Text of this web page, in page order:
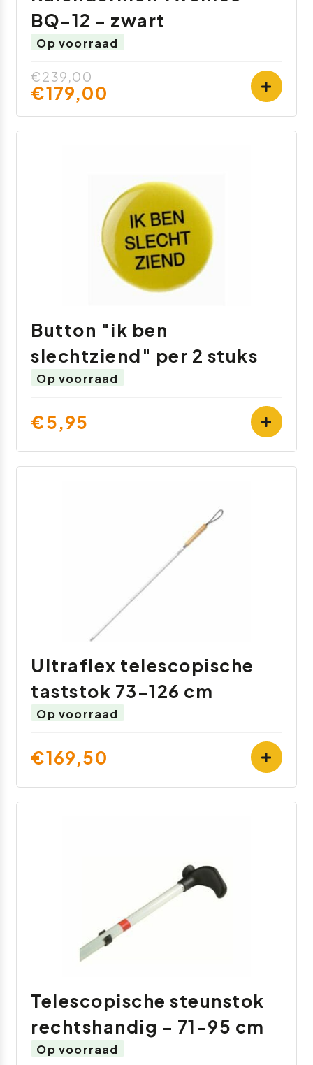
BQ-12 - zwart
Op voorraad
€239,00
€179,00
Button "ik ben
slechtziend" per 2 stuks
Op voorraad
€5,95
Ultraflex telescopische
taststok 73-126 cm
Op voorraad
€169,50
Telescopische steunstok
rechtshandig - 71-95 cm
Op voorraad